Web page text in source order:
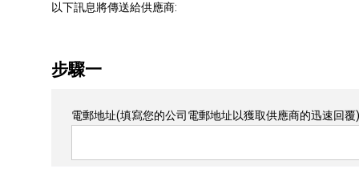
以下訊息將傳送給供應商:
步驟一
電郵地址(填寫您的公司電郵地址以獲取供應商的迅速回覆)